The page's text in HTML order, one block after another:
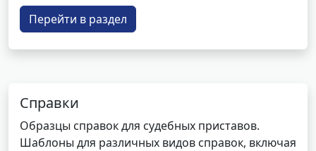
Перейти в раздел
Справки
Образцы справок для судебных приставов.
Шаблоны для различных видов справок, включая